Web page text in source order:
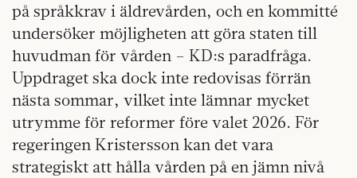
på språkkrav i äldrevården, och en kommitté
undersöker möjligheten att göra staten till
huvudman för vården – KD:s paradfråga.
Uppdraget ska dock inte redovisas förrän
nästa sommar, vilket inte lämnar mycket
utrymme för reformer före valet 2026. För
regeringen Kristersson kan det vara
strategiskt att hålla vården på en jämn nivå